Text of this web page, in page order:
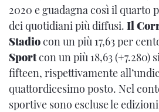
2020 e guadagna così il quarto
dei quotidiani più diffusi. Il
Stadiocon un più 17,63 per
Sportcon un più 18,63 (+7.280)
fifteen, rispettivamente
quattordicesimo posto. Nel
sportive sono escluse le